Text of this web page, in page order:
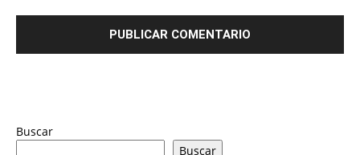
Buscar
Buscar